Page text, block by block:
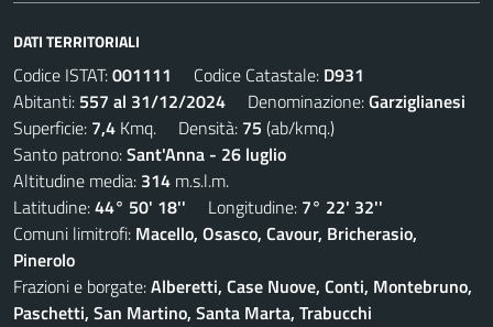
DATI TERRITORIALI
Codice ISTAT:001111 Codice Catastale: D931
Abitanti: 557 al 31/12/2024 Denominazione:Garziglianesi
Superficie: 7,4 Kmq. Densità: 75 (ab/kmq.)
Santo patrono:Sant'Anna - 26 luglio
Altitudine media: 314 m.s.l.m.
Latitudine:44° 50' 18'' Longitudine: 7° 22' 32''
Comuni limitrofi: Macello, Osasco, Cavour, Bricherasio,
Pinerolo
Frazioni e borgate:Alberetti, Case Nuove, Conti, Montebruno,
Paschetti, San Martino, Santa Marta, Trabucchi